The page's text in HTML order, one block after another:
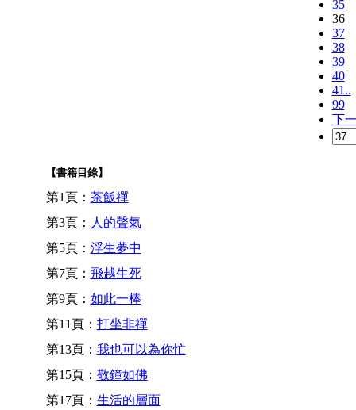
35
36
37
38
39
40
41..
99
下
【書籍目錄】
第1頁： 茶飯禪
第3頁： 人的聲氣
第5頁： 浮生夢中
第7頁： 飛越生死
第9頁： 如此一棒
第11頁： 打坐非禪
第13頁： 我也可以為你忙
第15頁： 敬鐘如佛
第17頁： 生活的層面